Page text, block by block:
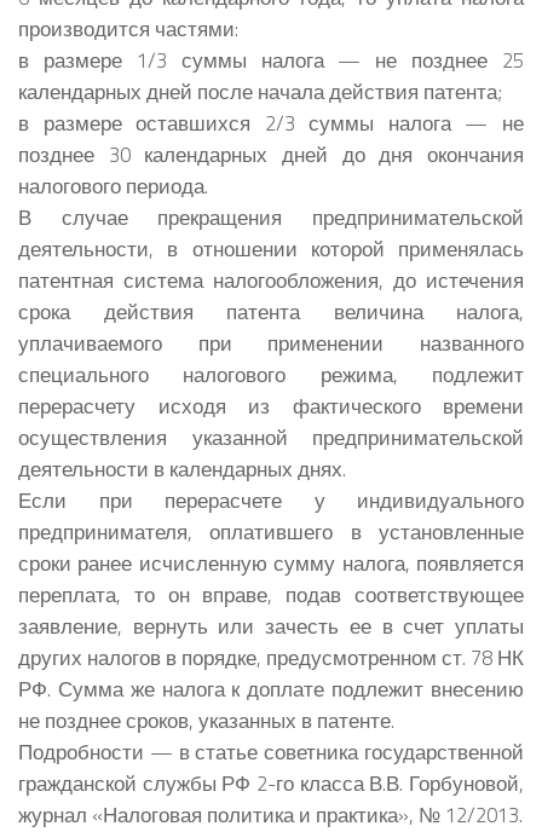
производится частями:
в размере 1/3 суммы налога — не позднее 25
календарных дней после начала действия патента;
в размере оставшихся 2/3 суммы налога — не
позднее 30 календарных дней до дня окончания
налогового периода.
В случае прекращения предпринимательской
деятельности, в отношении которой применялась
патентная система налогообложения, до истечения
срока действия патента величина налога,
уплачиваемого при применении названного
специального налогового режима, подлежит
перерасчету исходя из фактического времени
осуществления указанной предпринимательской
деятельности в календарных днях.
Если при перерасчете у индивидуального
предпринимателя, оплатившего в установленные
сроки ранее исчисленную сумму налога, появляется
переплата, то он вправе, подав соответствующее
заявление, вернуть или зачесть ее в счет уплаты
других налогов в порядке, предусмотренном ст. 78 НК
РФ. Сумма же налога к доплате подлежит внесению
не позднее сроков, указанных в патенте.
Подробности — в статье советника государственной
гражданской службы РФ 2-го класса В.В. Горбуновой,
журнал «Налоговая политика и практика», № 12/2013.